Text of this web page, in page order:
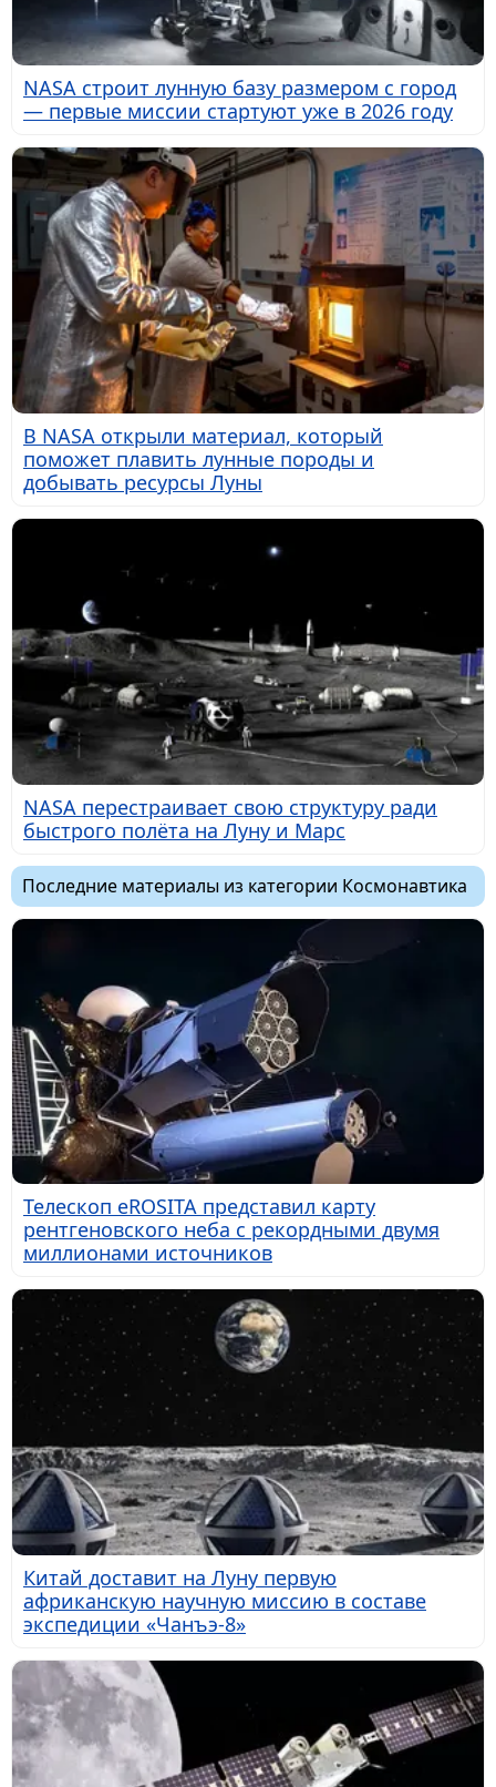
NASA строит лунную базу размером с город
— первые миссии стартуют уже в 2026 году
В NASA открыли материал, который
поможет плавить лунные породы и
добывать ресурсы Луны
NASA перестраивает свою структуру ради
быстрого полёта на Луну и Марс
Последние материалы из категории Космонавтика
Телескоп eROSITA представил карту
рентгеновского неба с рекордными двумя
миллионами источников
Китай доставит на Луну первую
африканскую научную миссию в составе
экспедиции «Чанъэ-8»